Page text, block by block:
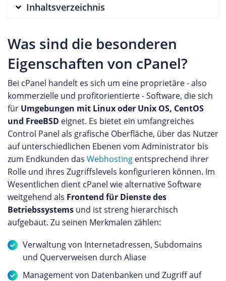
Inhaltsverzeichnis
Was sind die besonderen
Eigenschaften von cPanel?
Bei cPanel handelt es sich um eine proprietäre - also
kommerzielle und profitorientierte - Software, die sich
für Umgebungen mit Linux oder Unix OS, CentOS
und FreeBSD eignet. Es bietet ein umfangreiches
Control Panel als grafische Oberfläche, über das Nutzer
auf unterschiedlichen Ebenen vom Administrator bis
zum Endkunden das Webhosting entsprechend ihrer
Rolle und ihres Zugriffslevels konfigurieren können. Im
Wesentlichen dient cPanel wie alternative Software
weitgehend als Frontend für Dienste des
Betriebssystems und ist streng hierarchisch
aufgebaut. Zu seinen Merkmalen zählen:
Verwaltung von Internetadressen, Subdomains
und Querverweisen durch Aliase
Management von Datenbanken und Zugriff auf